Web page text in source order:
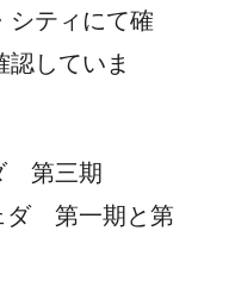
シティにて確
していま
第三期
ダ 第一期と第